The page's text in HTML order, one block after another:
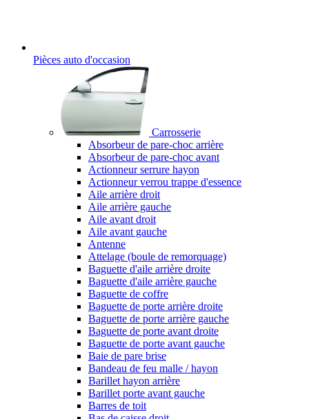
Pièces auto d'occasion
Carrosserie
Absorbeur de pare-choc arrière
Absorbeur de pare-choc avant
Actionneur serrure hayon
Actionneur verrou trappe d'essence
Aile arrière droit
Aile arrière gauche
Aile avant droit
Aile avant gauche
Antenne
Attelage (boule de remorquage)
Baguette d'aile arrière droite
Baguette d'aile arrière gauche
Baguette de coffre
Baguette de porte arrière droite
Baguette de porte arrière gauche
Baguette de porte avant droite
Baguette de porte avant gauche
Baie de pare brise
Bandeau de feu malle / hayon
Barillet hayon arrière
Barillet porte avant gauche
Barres de toit